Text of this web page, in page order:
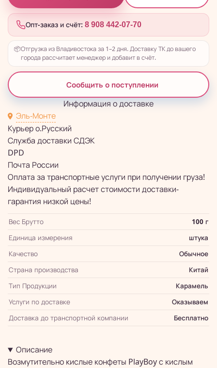
Опт-заказ и счёт: 8 908 442-07-70
📦Отгрузка из Владивостока за 1–2 дня. Доставку ТК до вашего
города рассчитает менеджер и добавит в счёт.
Сообщить о поступлении
Информация о доставке
Эль-Монте
Курьер о.Русский
Служба доставки СДЭК
DPD
Почта России
Оплата за транспортные услуги при получении груза!
Индивидуальный расчет стоимости доставки-
гарантия низкой цены!
Вес Брутто
100 г
Единица измерения
штука
Качество
Обычное
Страна производства
Китай
Тип Продукции
Карамель
Услуги по доставке
Оказываем
Доставка до транспортной компании
Бесплатно
Описание
Возмутительно кислые конфеты PlayBoy с кислым